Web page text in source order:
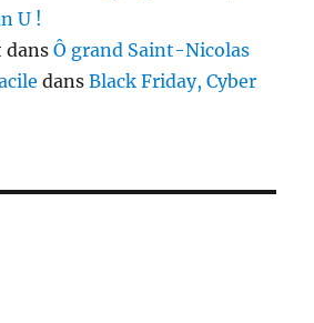
U !
dansÔ grand Saint-Nicolas
dansBlack Friday, Cyber